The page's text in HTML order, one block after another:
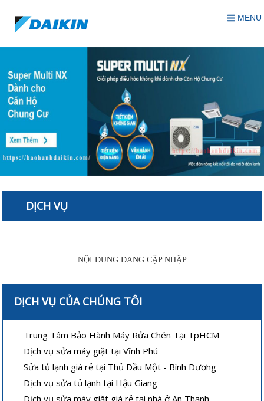
MENU
DỊCH VỤ
NỘI DUNG ĐANG CẬP NHẬP
DỊCH VỤ CỦA CHÚNG TÔI
Trung Tâm Bảo Hành Máy Rửa Chén Tại TpHCM
Dịch vụ sửa máy giặt tại Vĩnh Phú
Sửa tủ lạnh giá rẻ tại Thủ Dầu Một - Bình Dương
Dịch vụ sửa tủ lạnh tại Hậu Giang